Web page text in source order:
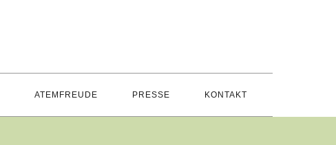
ATEMFREUDE PRESSE KONTAKT